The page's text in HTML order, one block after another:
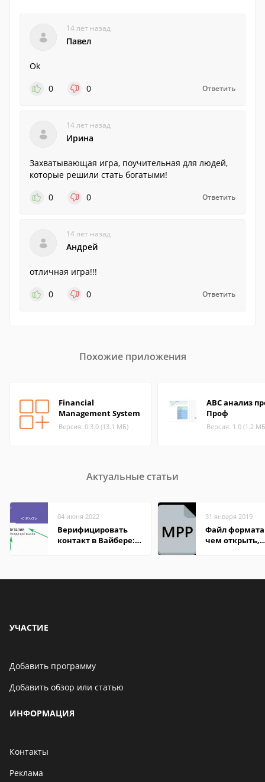
14 лет назад
Павел
Ok
0
0 Ответить
14 лет назад
Ирина
Захватывающая игра, поучительная для людей,
которые решили стать богатыми!
0
0 Ответить
14 лет назад
Андрей
отличная игра!!!
0
0 Ответить
Похожие приложения
Financial
Management System
Версия: 0.3.0 (13.1 МБ)
АВС анализ
Проф
Версия: 1.0 (1.2
Актуальные статьи
04 июня 2022
Верифицировать
контакт в Вайбере:
31 января 2019
Файл
чем открыть,
УЧАСТИЕ
Добавить программу
Добавить обзор или статью
ИНФОРМАЦИЯ
Контакты
Реклама